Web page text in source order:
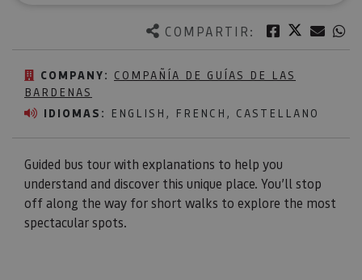
COMPARTIR: Facebook
Twitter
COMPANY: COMPAÑÍA DE GUÍAS DE LAS
BARDENAS
IDIOMAS: ENGLISH, FRENCH, CASTELLANO
Guided bus tour with explanations to help you
understand and discover this unique place. You’ll stop
off along the way for short walks to explore the most
spectacular spots.